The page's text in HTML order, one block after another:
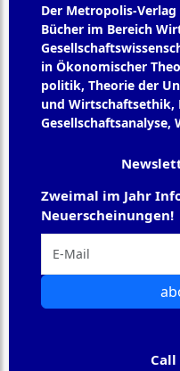
Der Metropolis-
Bücher im Bereich
in Ökonomischer
politik, Theorie der
und Wirtschaftsethik,
Gesellschaftsanalyse,
Zweimal im Jahr
Neuerscheinungen!